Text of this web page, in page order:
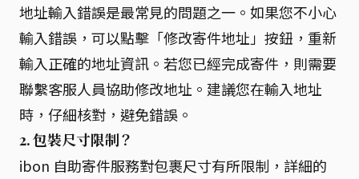
地址輸入錯誤是最常見的問題之一。如果您不小心
輸入錯誤，可以點擊「修改寄件地址」按鈕，重新
輸入正確的地址資訊。若您已經完成寄件，則需要
聯繫客服人員協助修改地址。建議您在輸入地址
時，仔細核對，避免錯誤。
2. 包裝尺寸限制？
ibon 自助寄件服務對包裹尺寸有所限制，詳細的